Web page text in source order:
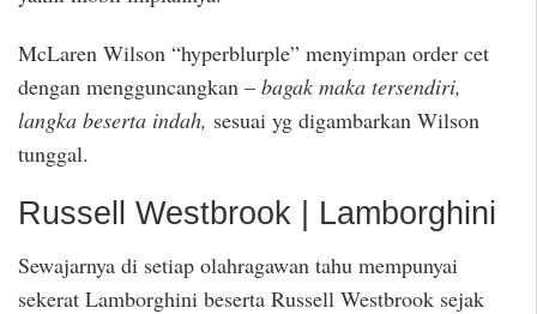
McLaren Wilson “hyperblurple” menyimpan order cet
dengan mengguncangkan – bagak maka tersendiri,
langka beserta indah, sesuai yg digambarkan Wilson
tunggal.
Russell Westbrook | Lamborghini
Sewajarnya di setiap olahragawan tahu mempunyai
sekerat Lamborghini beserta Russell Westbrook sejak